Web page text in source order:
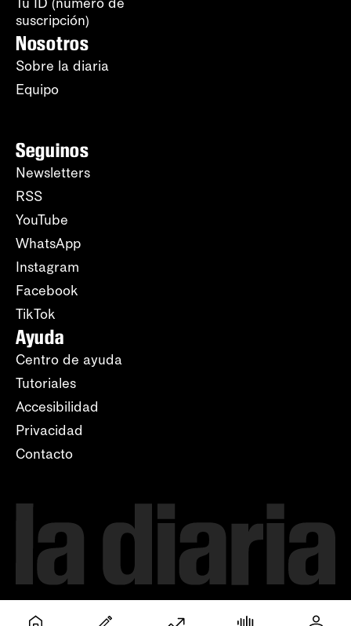
suscripción)
Nosotros
Sobre la diaria
Equipo
Seguinos
Newsletters
RSS
YouTube
WhatsApp
Instagram
Facebook
TikTok
Ayuda
Centro de ayuda
Tutoriales
Accesibilidad
Privacidad
Contacto